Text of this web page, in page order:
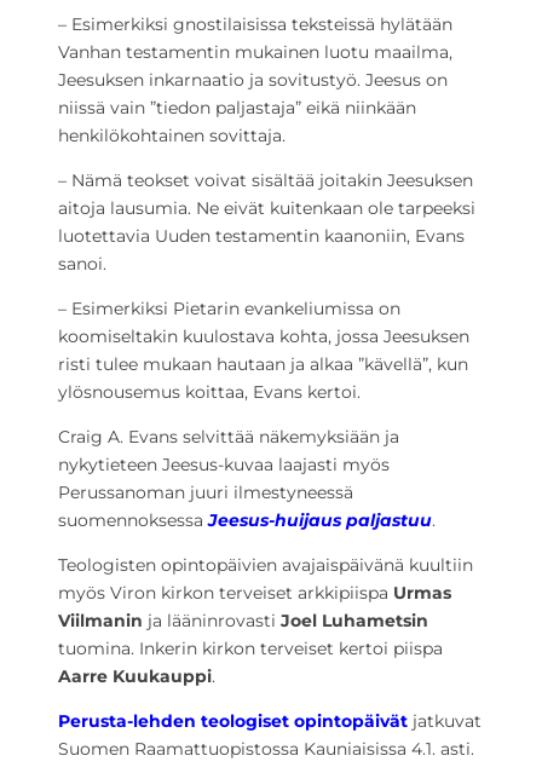
– Esimerkiksi gnostilaisissa teksteissä hylätään
Vanhan testamentin mukainen luotu maailma,
Jeesuksen inkarnaatio ja sovitustyö. Jeesus on
niissä vain ”tiedon paljastaja” eikä niinkään
henkilökohtainen sovittaja.
– Nämä teokset voivat sisältää joitakin Jeesuksen
aitoja lausumia. Ne eivät kuitenkaan ole tarpeeksi
luotettavia Uuden testamentin kaanoniin, Evans
sanoi.
– Esimerkiksi Pietarin evankeliumissa on
koomiseltakin kuulostava kohta, jossa Jeesuksen
risti tulee mukaan hautaan ja alkaa ”kävellä”, kun
ylösnousemus koittaa, Evans kertoi.
Craig A. Evans selvittää näkemyksiään ja
nykytieteen Jeesus-kuvaa laajasti myös
Perussanoman juuri ilmestyneessä
suomennoksessaJeesus-huijaus paljastuu.
Teologisten opintopäivien avajaispäivänä kuultiin
myös Viron kirkon terveiset arkkipiispa Urmas
Viilmanin ja lääninrovasti Joel Luhametsin
tuomina. Inkerin kirkon terveiset kertoi piispa
Aarre Kuukauppi.
Perusta-lehden teologiset opintopäivät jatkuvat
Suomen Raamattuopistossa Kauniaisissa 4.1. asti.